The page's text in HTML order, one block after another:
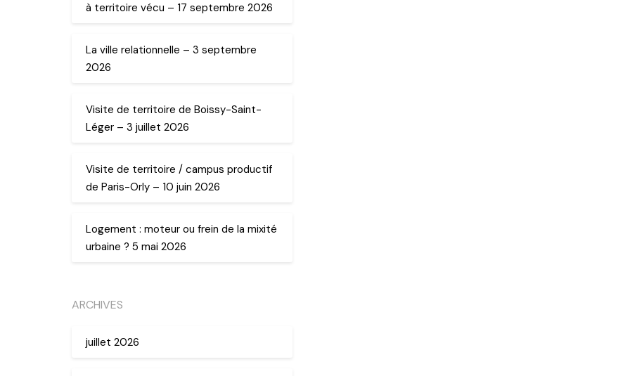
à territoire vécu – 17 septembre 2026
La ville relationnelle – 3 septembre
2026
Visite de territoire de Boissy-Saint-
Léger – 3 juillet 2026
Visite de territoire / campus productif
de Paris-Orly – 10 juin 2026
Logement : moteur ou frein de la mixité
urbaine ? 5 mai 2026
ARCHIVES
juillet 2026